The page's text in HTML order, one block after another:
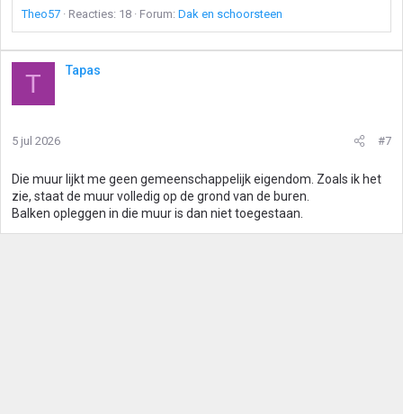
Theo57 Reacties: 18 Forum: Dak en schoorsteen
T Tapas
5 jul 2026 #7
Die muur lijkt me geen gemeenschappelijk eigendom. Zoals ik het
zie, staat de muur volledig op de grond van de buren.
Balken opleggen in die muur is dan niet toegestaan.